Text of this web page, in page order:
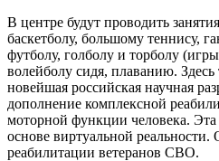
В центре будут проводить
баскетболу, большому теннису,
футболу, голболу и торболу
волейболу сидя, плаванию. Здесь
новейшая российская научная
дополнение комплексной
моторной функции человека. Эта
основе виртуальной
реабилитации ветеранов СВО.